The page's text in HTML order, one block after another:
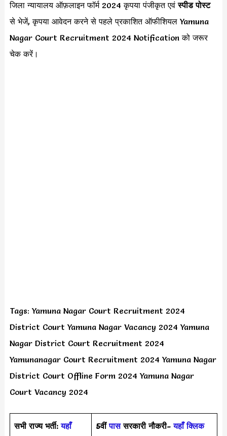
जिला न्यायालय ऑफ़लाइन फॉर्म 2024 कृपया पंजीकृत एवंस्पीड पोस्ट
से भेजें, कृपया आवेदन करने से पहले प्रकाशित ऑफीशियल Yamuna
Nagar Court Recruitment 2024 Notification को जरूर
चेक करें।
Tags: Yamuna Nagar Court Recruitment 2024
District Court Yamuna Nagar Vacancy 2024 Yamuna
Nagar District Court Recruitment 2024
Yamunanagar Court Recruitment 2024 Yamuna Nagar
District Court Offline Form 2024 Yamuna Nagar
Court Vacancy 2024
सभी राज्य भर्ती: यहाँ
5वींपाससरकारी नौकरी- यहाँ क्लिक